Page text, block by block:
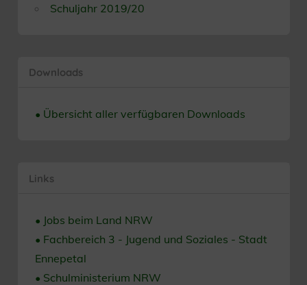
Schuljahr 2019/20
Downloads
• Übersicht aller verfügbaren Downloads
Links
• Jobs beim Land NRW
• Fachbereich 3 - Jugend und Soziales - Stadt
Ennepetal
• Schulministerium NRW